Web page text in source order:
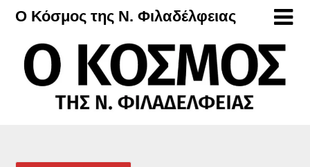
Μετάβαση
περιεχόμενο
Ο Κόσμος της Ν. Φιλαδέλφειας